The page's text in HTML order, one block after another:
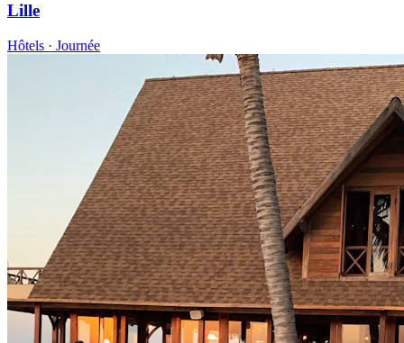
Lille
Hôtels · Journée